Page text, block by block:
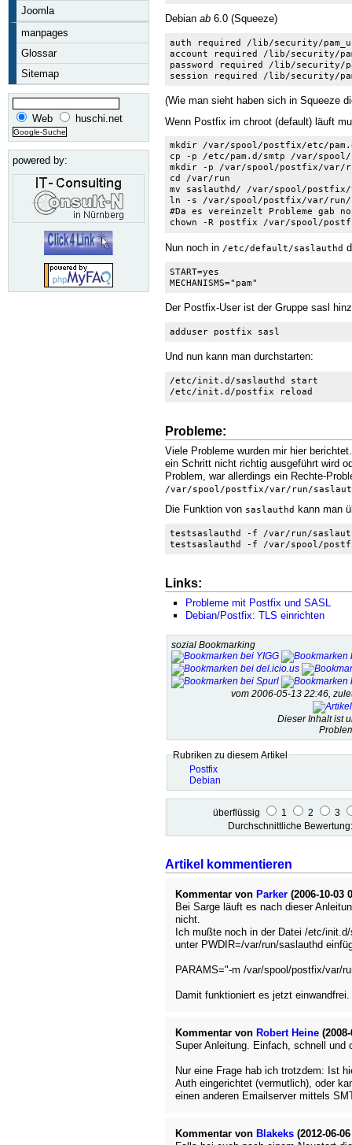
Joomla
manpages
Glossar
Sitemap
Web huschi.net
powered by:
Debian ab 6.0 (Squeeze)
auth required /lib/security/
account required /lib/security/
password required /lib/security/
session required /lib/security/
(Wie man sieht haben sich in Squeeze
Wenn Postfix im chroot (default) läuft
mkdir /var/spool/postfix/etc/
cp -p /etc/pam.d/smtp /var/
mkdir -p /var/spool/postfix/var/
cd /var/run
mv saslauthd/ /var/spool/
ln -s /var/spool/postfix/var/run/
#Da es vereinzelt Probleme gab
chown -R postfix /var/spool/
Nun noch in /etc/default/saslauthd
START=yes
MECHANISMS="pam"
Der Postfix-User ist der Gruppe sasl
adduser postfix sasl
Und nun kann man durchstarten:
/etc/init.d/saslauthd start
/etc/init.d/postfix reload
Probleme:
Viele Probleme wurden mir hier
ein Schritt nicht richtig ausgeführt wird
Problem, war allerdings ein Rechte-
/var/spool/postfix/var/run/
Die Funktion von saslauthd kann man
testsaslauthd -f /var/run/saslauthd/
testsaslauthd -f /var/spool/postfix/
Links:
Probleme mit Postfix und SASL
Debian/Postfix: TLS einrichten
sozial Bookmarking
vom 2006-05-13 22:46,
Dieser Inhalt ist
Rubriken zu diesem Artikel
Postfix
Debian
überflüssig 1 2
3
Durchschnittliche
Artikel kommentieren
Kommentar von Parker(2006-10-03
Bei Sarge läuft es nach dieser
nicht.
Ich mußte noch in der Datei /etc/
unter PWDIR=/var/run/saslauthd
PARAMS="-m /var/spool/postfix/var/
Damit funktioniert es jetzt einwandfrei.
Kommentar von Robert Heine(2008-
Super Anleitung. Einfach, schnell und
Nur eine Frage hab ich trotzdem: Ist
Auth eingerichtet (vermutlich), oder
einen anderen Emailserver mittels
Kommentar von Blakeks(2012-06-